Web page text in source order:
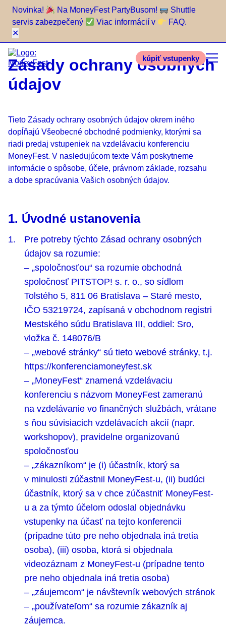
Novinka! Na MoneyFest PartyBusom!
Shuttle
servis zabezpečený
Viac informácií v
FAQ.
✕
kúpiť vstupenky
Zásady ochrany osobných
údajov
Tieto Zásady ochrany osobných údajov okrem iného
dopĺňajú Všeobecné obchodné podmienky, ktorými sa
riadi predaj vstupeniek na vzdelávaciu konferenciu
MoneyFest. V nasledujúcom texte Vám poskytneme
informácie o spôsobe, účele, právnom základe, rozsahu
a dobe spracúvania Vašich osobných údajov.
1. Úvodné ustanovenia
Pre potreby týchto Zásad ochrany osobných
údajov sa rozumie:
– „spoločnosťou“ sa rozumie obchodná
spoločnosť PITSTOP! s. r. o., so sídlom
Tolstého 5, 811 06 Bratislava – Staré mesto,
IČO 53219724, zapísaná v obchodnom registri
Mestského súdu Bratislava III, oddiel: Sro,
vložka č. 148076/B
– „webové stránky“ sú tieto webové stránky, t.j.
https://konferenciamoneyfest.sk
– „MoneyFest“ znamená vzdelávaciu
konferenciu s názvom MoneyFest zameranú
na vzdelávanie vo finančných službách, vrátane
s ňou súvisiacich vzdelávacích akcií (napr.
workshopov), pravidelne organizovanú
spoločnosťou
– „zákazníkom“ je (i) účastník, ktorý sa
v minulosti zúčastnil MoneyFest-u, (ii) budúci
účastník, ktorý sa v chce zúčastniť MoneyFest-
u a za týmto účelom odoslal objednávku
vstupenky na účasť na tejto konferencii
(prípadne túto pre neho objednala iná tretia
osoba), (iii) osoba, ktorá si objednala
videozáznam z MoneyFest-u (prípadne tento
pre neho objednala iná tretia osoba)
– „záujemcom“ je návštevník webových stránok
– „používateľom“ sa rozumie zákazník aj
záujemca.